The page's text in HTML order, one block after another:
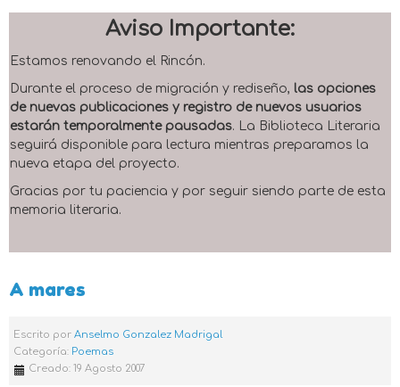
Aviso Importante:
Estamos renovando el Rincón.
Durante el proceso de migración y rediseño, las opciones
de nuevas publicaciones y registro de nuevos usuarios
estarán temporalmente pausadas. La Biblioteca Literaria
seguirá disponible para lectura mientras preparamos la
nueva etapa del proyecto.
Gracias por tu paciencia y por seguir siendo parte de esta
memoria literaria.
A mares
Escrito por Anselmo Gonzalez Madrigal
Categoría: Poemas
Creado: 19 Agosto 2007